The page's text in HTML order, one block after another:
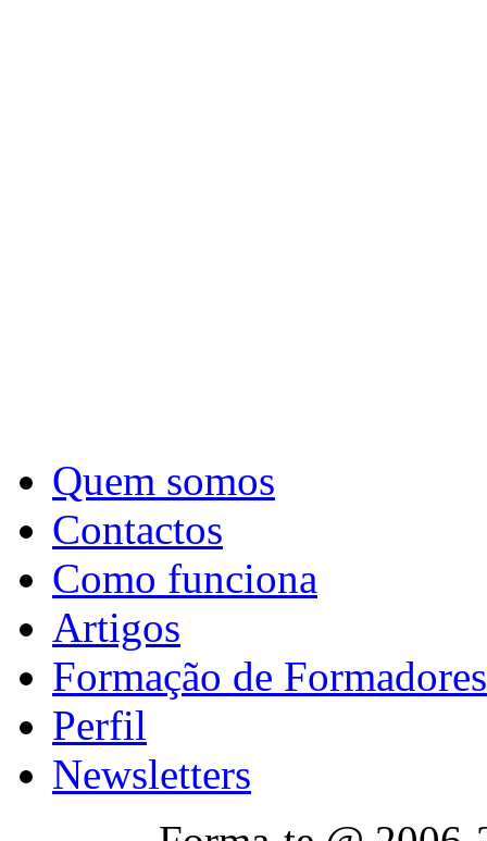
Quem somos
Contactos
Como funciona
Artigos
Formação de Formadores
Perfil
Newsletters